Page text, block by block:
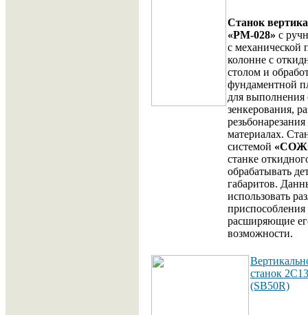
Станок
«РМ-028» с
с механической
колонне с
столом и
фундаментной
для выполнения
зенкерования,
материалах.
системой
станке
обрабатывать
габаритов.
использовать
расширяющие
возможности.
станок
(SB50R)